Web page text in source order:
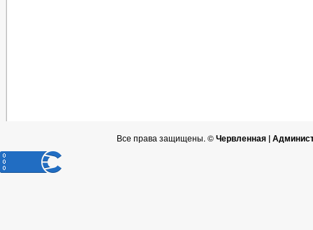
Все права защищены. ©Червленная |